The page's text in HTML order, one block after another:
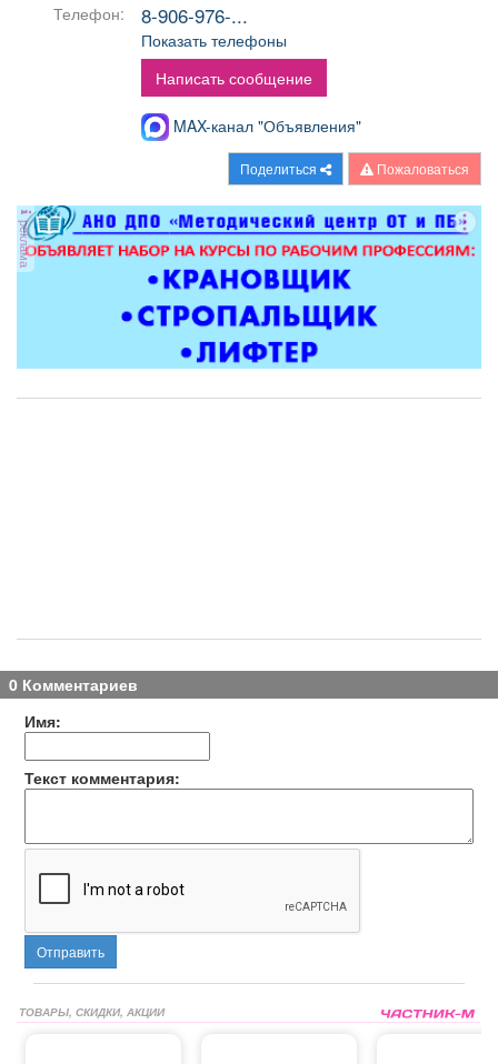
Обучение
ТВ программа Я - пенсионер
Телефон: 8-906-976-...
Показать телефоны
Написать сообщение
MAX-канал "Объявления"
Поделиться Пожаловаться
реклама
0 Комментариев
Имя:
Текст комментария:
Отправить
ТОВАРЫ, СКИДКИ, АКЦИИ